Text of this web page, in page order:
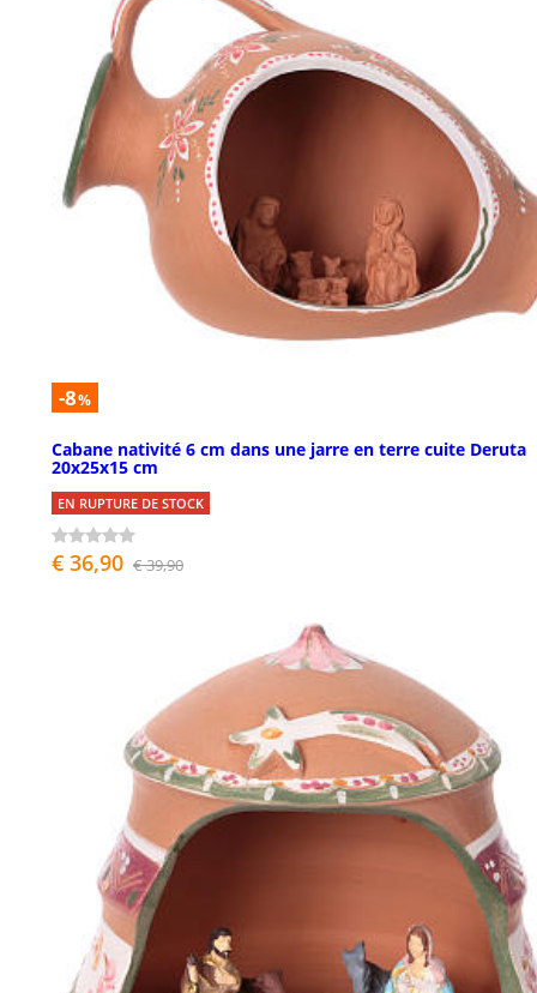
-8%
Cabane nativité 6 cm dans une jarre en terre cuite Deruta
20x25x15 cm
EN RUPTURE DE STOCK
€ 36,90 € 39,90